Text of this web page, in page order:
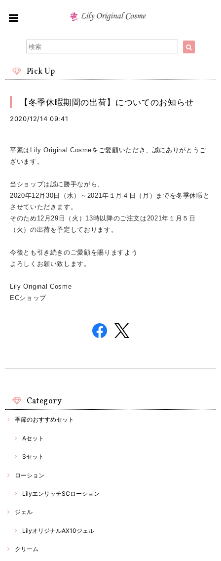
Pick Up
【冬季休暇期間の出荷】についてのお知らせ
2020/12/14 09:41
平素はLily Original Cosmeをご愛顧いただき、誠にありがとうご
ざいます。
当ショップは誠に勝手ながら、
2020年12月30日（水）～ 2021年１月４日（月）
までを冬季休暇と
させていただきます。
そのため12月29日（火）13時以降のご注文は2021年１月５日
（火）の出荷を予定しております。
今後とも引き続きのご愛顧を賜りますよう
よろしくお願い致します。
Lily Original Cosme
ECショップ
Category
季節のおすすめセット
Aセット
Sセット
ローション
LilyエンリッチSCローション
ジェル
LilyオリジナルAX10ジェル
クリーム